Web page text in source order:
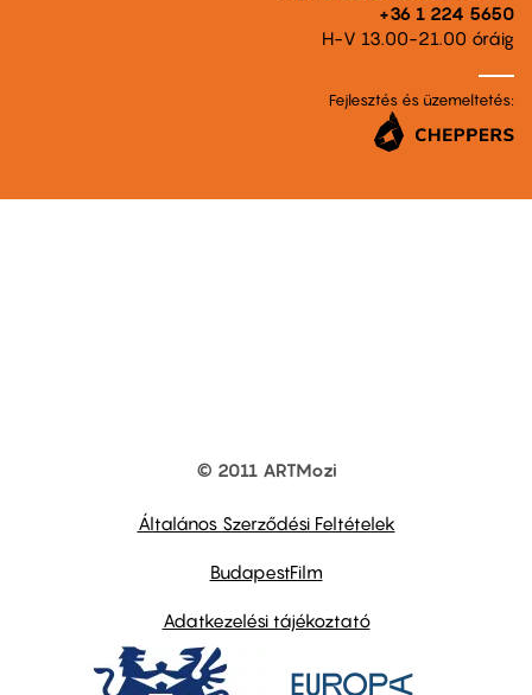
+36 1 224 5650
H-V 13.00-21.00 óráig
Fejlesztés és üzemeltetés:
© 2011 ARTMozi
Általános Szerződési Feltételek
BudapestFilm
Adatkezelési tájékoztató